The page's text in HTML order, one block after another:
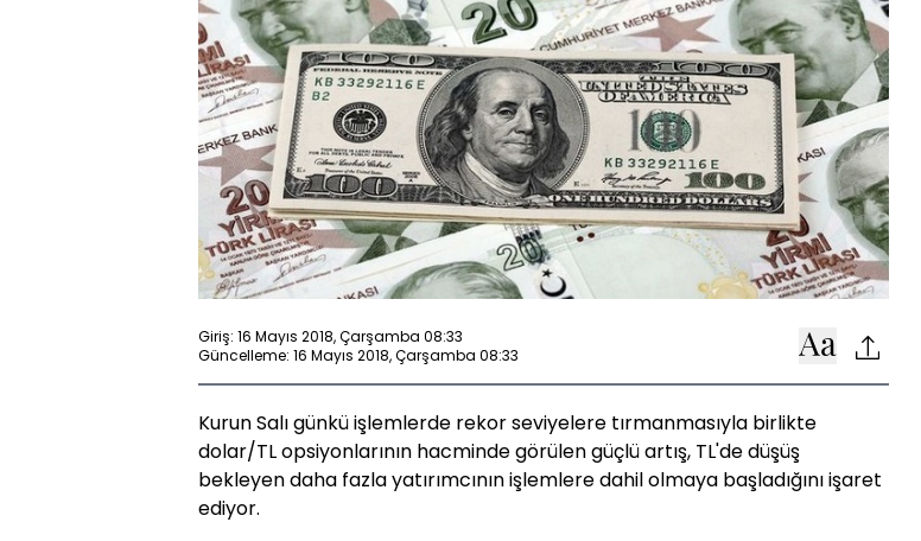
Giriş: 16 Mayıs 2018, Çarşamba 08:33
Güncelleme: 16 Mayıs 2018, Çarşamba 08:33
Kurun Salı günkü işlemlerde rekor seviyelere tırmanmasıyla birlikte
dolar/TL opsiyonlarının hacminde görülen güçlü artış, TL'de düşüş
bekleyen daha fazla yatırımcının işlemlere dahil olmaya başladığını işaret
ediyor.